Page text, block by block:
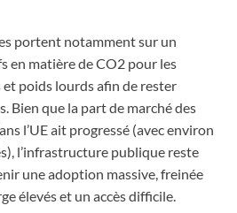
portent notamment sur un
en matière de CO2 pour les
poids lourds afin de rester
Bien que la part de marché des
l’UE ait progressé (avec environ
l’infrastructure publique reste
une adoption massive, freinée
élevés et un accès difficile.